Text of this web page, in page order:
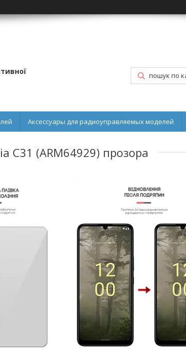
Аксессуары для радиоуправляемых моделей
C31 (ARM64929) прозора